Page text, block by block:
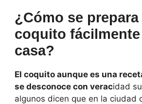
¿Cómo se prepara
coquito
casa?
El coquito aunque es una
se desconoce con veracidad
algunos dicen que en la ciudad